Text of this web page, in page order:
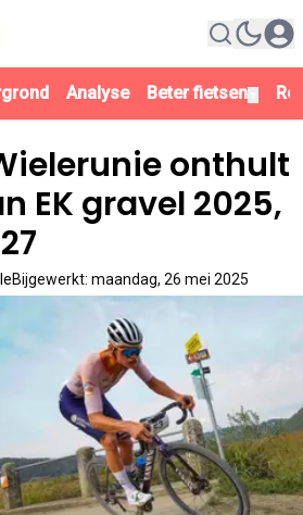
Analyse Beter fietsen
onthult
EK gravel 2025,
Bijgewerkt: maandag, 26 mei 2025